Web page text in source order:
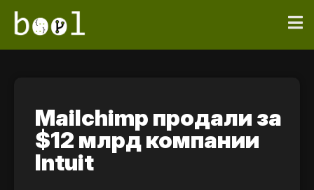
Mailchimp продали за
$12 млрд компании
Intuit